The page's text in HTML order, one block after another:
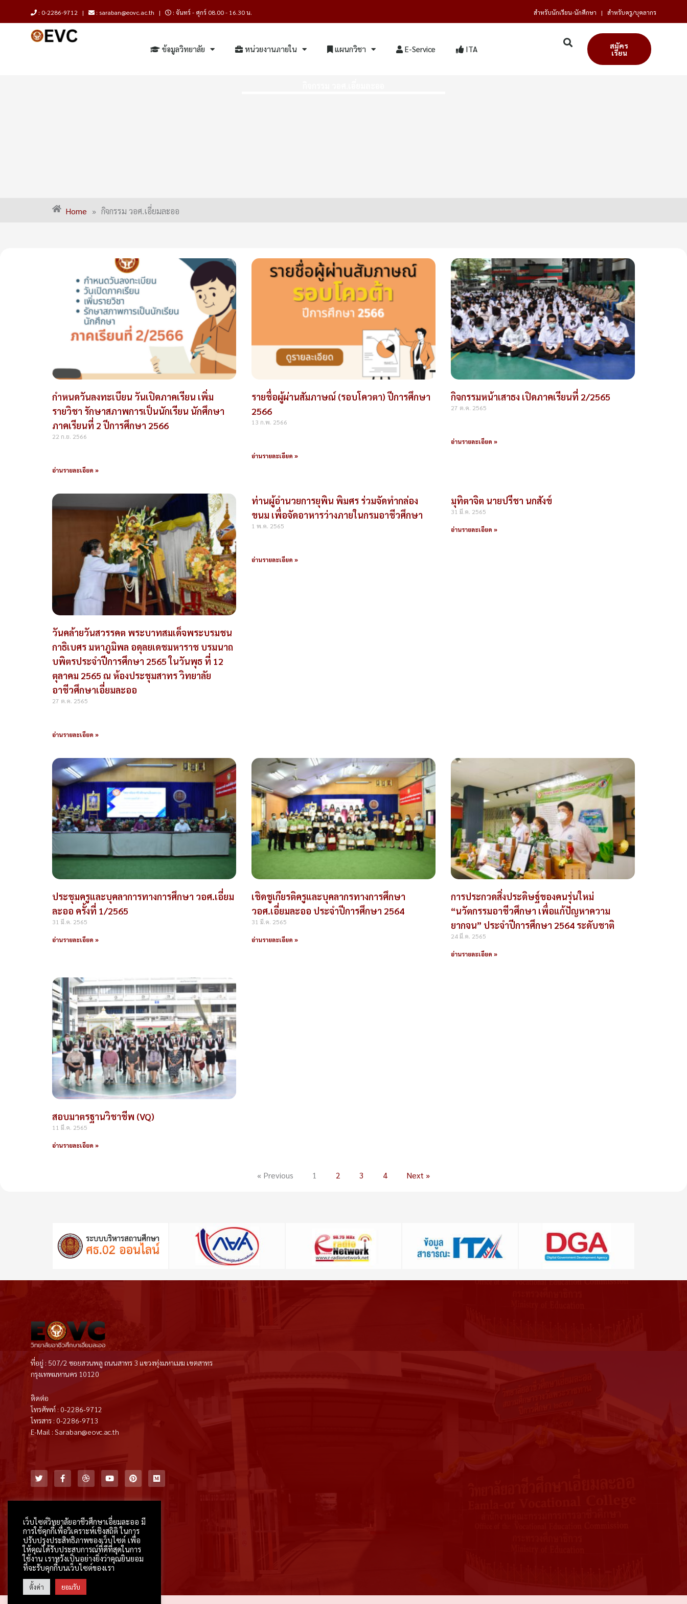
: 0-2286-9712 | : saraban@eovc.ac.th | : จันทร์ - ศุกร์ 08.00 - 16.30 น. สำหรับนักเรียน-นักศึกษา | สำหรับครู/บุคลากร
ข้อมูลวิทยาลัย หน่วยงานภายใน แผนกวิชา E-Service ITA สมัคร
เรียน
Home » กิจกรรม วอศ.เอี่ยมละออ
กำหนดวันลงทะเบียน วันเปิดภาคเรียน เพิ่ม
รายวิชา รักษาสภาพการเป็นนักเรียน นักศึกษา
ภาคเรียนที่ 2 ปีการศึกษา 2566
22 ก.ย. 2566
อ่านรายละเอียด »
รายชื่อผู้ผ่านสัมภาษณ์ (รอบโควตา) ปีการศึกษา
2566
13 ก.พ. 2566
อ่านรายละเอียด »
กิจกรรมหน้าเสาธง เปิดภาคเรียนที่ 2/2565
27 ต.ค. 2565
อ่านรายละเอียด »
วันคล้ายวันสวรรคต พระบาทสมเด็จพระบรมชน
กาธิเบศร มหาภูมิพล อดุลยเดชมหาราช บรมนาถ
บพิตรประจำปีการศึกษา 2565 ในวันพุธ ที่ 12
ตุลาคม 2565 ณ ห้องประชุมสาทร วิทยาลัย
อาชีวศึกษาเอี่ยมละออ
27 ต.ค. 2565
อ่านรายละเอียด »
ท่านผู้อำนวยการยุพิน พิมศร ร่วมจัดทำกล่อง
ขนม เพื่อจัดอาหารว่างภายในกรมอาชีวศึกษา
1 พ.ค. 2565
อ่านรายละเอียด »
มุทิตาจิต นายปรีชา นกสังข์
31 มี.ค. 2565
อ่านรายละเอียด »
ประชุมครูและบุคลาการทางการศึกษา วอศ.เอี่ยม
ละออ ครั้งที่ 1/2565
31 มี.ค. 2565
อ่านรายละเอียด »
เชิดชูเกียรติครูและบุคลากรทางการศึกษา
วอศ.เอี่ยมละออ ประจำปีการศึกษา 2564
31 มี.ค. 2565
อ่านรายละเอียด »
การประกวดสิ่งประดิษฐ์ของคนรุ่นใหม่
“นวัตกรรมอาชีวศึกษา เพื่อแก้ปัญหาความ
ยากจน” ประจำปีการศึกษา 2564 ระดับชาติ
24 มี.ค. 2565
อ่านรายละเอียด »
สอบมาตรฐานวิชาชีพ (VQ)
11 มี.ค. 2565
อ่านรายละเอียด »
« Previous
Page
1 2
Page
3 4 Next »
ที่อยู่ : 507/2 ซอยสวนพลู ถนนสาทร 3 แขวงทุ่งมหาเมฆ เขตสาทร
กรุงเทพมหานคร 10120
ติดต่อ
โทรศัพท์ : 0-2286-9712
โทรสาร : 0-2286-9713
E-Mail : Saraban@eovc.ac.th
w
i
t
e
a
c
e
o
k
-
f
r
i
b
b
e
o
u
t
b
i
n
t
r
t
e
d
i
m
เว็บไซต์วิทยาลัยอาชีวศึกษาเอี่ยมละออ มี
การใช้คุกกี้เพื่อวิเคราะห์เชิงสถิติ ในการ
ปรับปรุงประสิทธิภาพของเว็บไซต์ เพื่อ
ให้คุณได้รับประสบการณ์ที่ดีที่สุดในการ
ใช้งาน เราหวังเป็นอย่างยิ่งว่าคุณยินยอม
ที่จะรับคุกกี้บนเว็บไซต์ของเรา
ตั้งค่า ยอมรับ